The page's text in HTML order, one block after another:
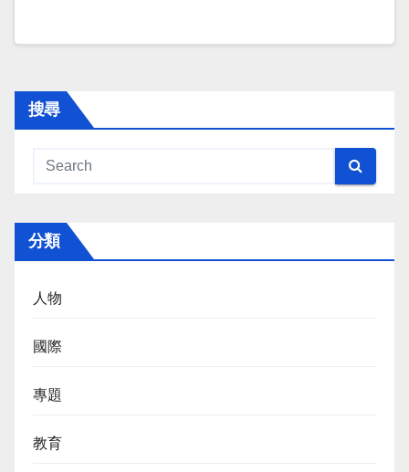
搜尋
分類
人物
國際
專題
教育